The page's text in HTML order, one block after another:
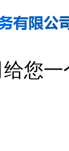
给您一